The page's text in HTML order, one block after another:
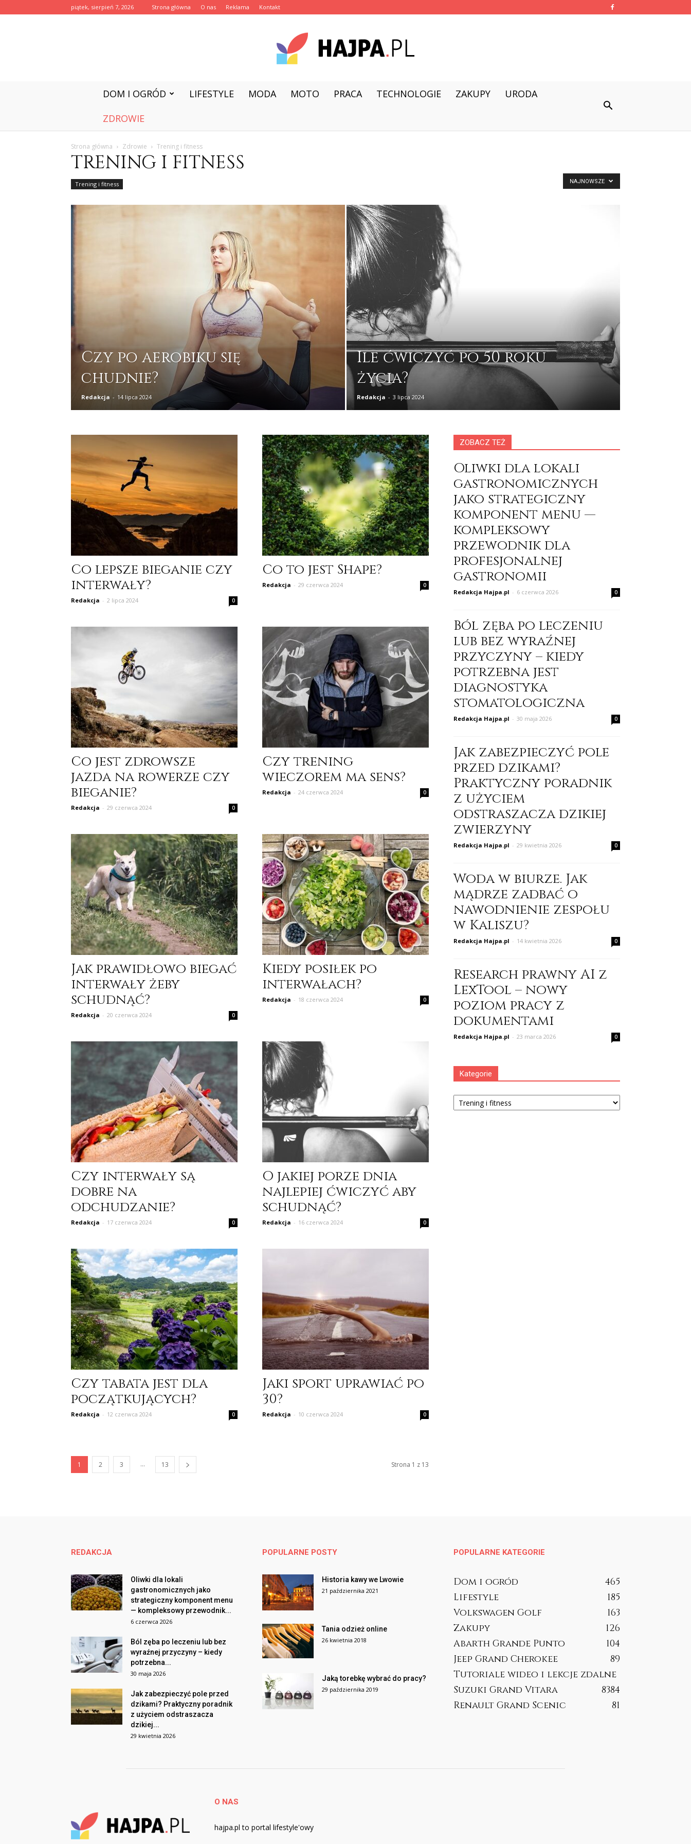
piątek, sierpień 7, 2026 Strona główna O nas Reklama Kontakt
hajpa.pl
DOM I OGRÓD LIFESTYLE MODA MOTO PRACA TECHNOLOGIE ZAKUPY
URODA
ZDROWIE
Strona główna Zdrowie Trening i fitness
TRENING I FITNESS
Trening i fitness NAJNOWSZE
Czy po aerobiku się
chudnie?
Redakcja - 14 lipca 2024
Ile ćwiczyć po 50 roku
życia?
Redakcja - 3 lipca 2024
Co lepsze bieganie czy
interwały?
Redakcja - 2 lipca 2024 0
Co to jest Shape?
Redakcja - 29 czerwca 2024 0
Co jest zdrowsze
jazda na rowerze czy
bieganie?
Redakcja - 29 czerwca 2024 0
Czy trening
wieczorem ma sens?
Redakcja - 24 czerwca 2024 0
Jak prawidłowo biegać
interwały żeby
schudnąć?
Redakcja - 20 czerwca 2024 0
Kiedy posiłek po
interwałach?
Redakcja - 18 czerwca 2024 0
Czy interwały są
dobre na
odchudzanie?
Redakcja - 17 czerwca 2024 0
O jakiej porze dnia
najlepiej ćwiczyć aby
schudnąć?
Redakcja - 16 czerwca 2024 0
Czy tabata jest dla
początkujących?
Redakcja - 12 czerwca 2024 0
Jaki sport uprawiać po
30?
Redakcja - 10 czerwca 2024 0
1 2 3 ... 13 Strona 1 z 13
ZOBACZ TEŻ
Oliwki dla lokali
gastronomicznych
jako strategiczny
komponent menu —
kompleksowy
przewodnik dla
profesjonalnej
gastronomii
Redakcja Hajpa.pl - 6 czerwca 2026 0
Ból zęba po leczeniu
lub bez wyraźnej
przyczyny – kiedy
potrzebna jest
diagnostyka
stomatologiczna
Redakcja Hajpa.pl - 30 maja 2026 0
Jak zabezpieczyć pole
przed dzikami?
Praktyczny poradnik
z użyciem
odstraszacza dzikiej
zwierzyny
Redakcja Hajpa.pl - 29 kwietnia 2026 0
Woda w biurze. Jak
mądrze zadbać o
nawodnienie zespołu
w Kaliszu?
Redakcja Hajpa.pl - 14 kwietnia 2026 0
Research prawny AI z
LexTool – nowy
poziom pracy z
dokumentami
Redakcja Hajpa.pl - 23 marca 2026 0
Kategorie
Kategorie
REDAKCJA
Oliwki dla lokali
gastronomicznych jako
strategiczny komponent menu
— kompleksowy przewodnik...
6 czerwca 2026
Ból zęba po leczeniu lub bez
wyraźnej przyczyny – kiedy
potrzebna...
30 maja 2026
Jak zabezpieczyć pole przed
dzikami? Praktyczny poradnik
z użyciem odstraszacza
dzikiej...
29 kwietnia 2026
POPULARNE POSTY
Historia kawy we Lwowie
21 października 2021
Tania odzież online
26 kwietnia 2018
Jaką torebkę wybrać do pracy?
29 października 2019
POPULARNE KATEGORIE
Dom i ogród
465
Lifestyle
185
Volkswagen Golf
163
Zakupy
126
Abarth Grande Punto
104
Jeep Grand Cherokee
89
Tutoriale wideo i lekcje zdalne
84
Suzuki Grand Vitara
83
Renault Grand Scenic
81
O NAS
hajpa.pl to portal lifestyle'owy